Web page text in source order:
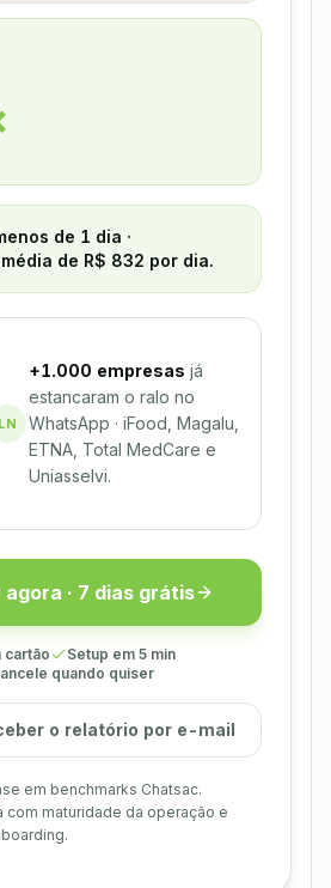
de 1 dia ·
de R$ 832 por dia.
LN
+1.000 empresas já
estancaram o ralo no
WhatsApp · iFood, Magalu,
ETNA, Total MedCare e
Uniasselvi.
· 7 dias grátis
cartão
Setup em 5 min
quando quiser
o relatório por e-mail
em benchmarks Chatsac.
com maturidade da operação e